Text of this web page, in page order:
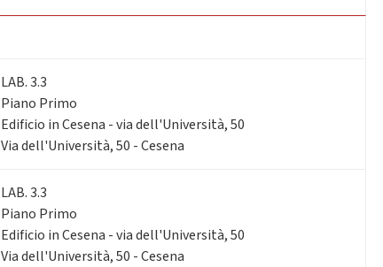
LAB. 3.3
Piano Primo
Edificio in Cesena - via dell'Università, 50
Via dell'Università, 50 - Cesena
LAB. 3.3
Piano Primo
Edificio in Cesena - via dell'Università, 50
Via dell'Università, 50 - Cesena